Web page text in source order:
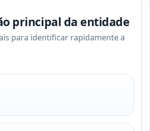
principal da entidade
para identificar rapidamente a